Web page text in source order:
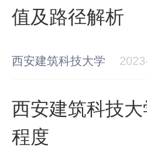
值及路径解析
西安建筑科技大学
西安建筑科技
程度